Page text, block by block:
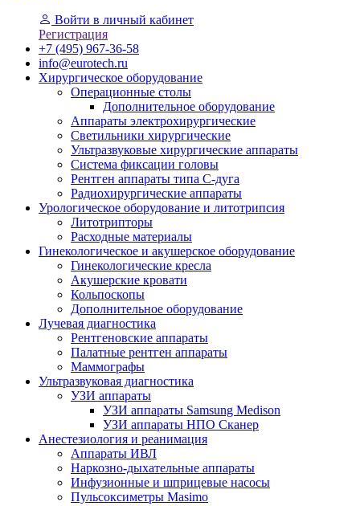
Войти в личный кабинет
Регистрация
+7 (495) 967-36-58
info@eurotech.ru
Хирургическое оборудование
Операционные столы
Дополнительное оборудование
Аппараты электрохирургические
Светильники хирургические
Ультразвуковые хирургические аппараты
Система фиксации головы
Рентген аппараты типа С-дуга
Радиохирургические аппараты
Урологическое оборудование и литотрипсия
Литотрипторы
Расходные материалы
Гинекологическое и акушерское оборудование
Гинекологические кресла
Акушерские кровати
Кольпоскопы
Дополнительное оборудование
Лучевая диагностика
Рентгеновские аппараты
Палатные рентген аппараты
Маммографы
Ультразвуковая диагностика
УЗИ аппараты
УЗИ аппараты Samsung Medison
УЗИ аппараты НПО Сканер
Анестезиология и реанимация
Аппараты ИВЛ
Наркозно-дыхательные аппараты
Инфузионные и шприцевые насосы
Пульсоксиметры Masimo